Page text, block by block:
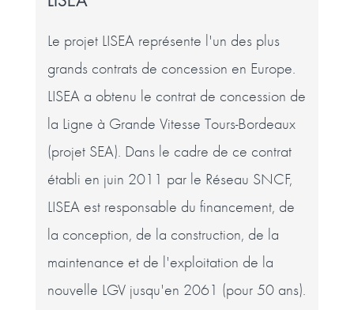
Le projet LISEA représente l'un des plus
grands contrats de concession en Europe.
LISEA a obtenu le contrat de concession de
la Ligne à Grande Vitesse Tours-Bordeaux
(projet SEA). Dans le cadre de ce contrat
établi en juin 2011 par le Réseau SNCF,
LISEA est responsable du financement, de
la conception, de la construction, de la
maintenance et de l'exploitation de la
nouvelle LGV jusqu'en 2061 (pour 50 ans).